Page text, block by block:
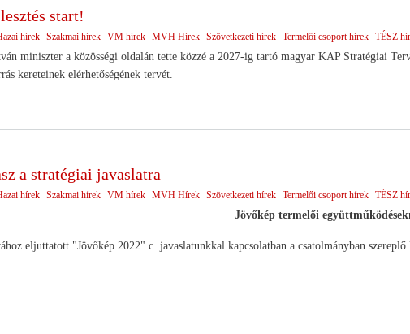
start!
hírek Szakmai hírek VM hírek MVH Hírek Szövetkezeti hírek Termelői csoport hírek TÉSZ
miniszter a közösségi oldalán tette közzé a 2027-ig tartó magyar KAP Stratégiai
kereteinek elérhetőségének tervét.
a stratégiai javaslatra
hírek Szakmai hírek VM hírek MVH Hírek Szövetkezeti hírek Termelői csoport hírek TÉSZ
Jövőkép termelői
eljuttatott "Jövőkép 2022" c. javaslatunkkal kapcsolatban a csatolmányban